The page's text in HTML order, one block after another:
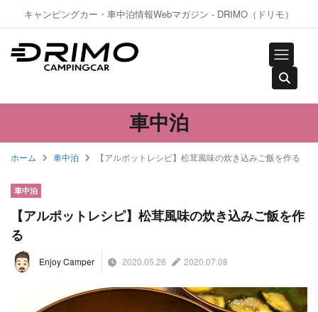
キャンピングカー・車中泊情報Webマガジン - DRIMO（ドリモ）
車中泊
ホーム 車中泊 【アルポットレシピ】松茸風味の炊き込みご飯を作る
車中泊
【アルポットレシピ】松茸風味の炊き込みご飯を作
る
Enjoy Camper 2020.05.28 2020.07.08